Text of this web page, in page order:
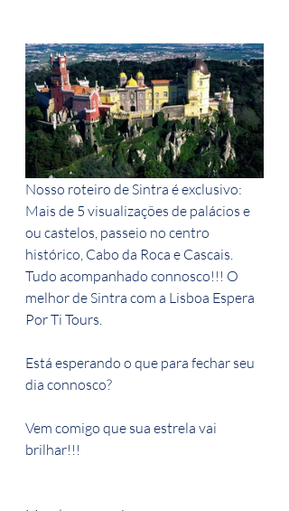
Nosso roteiro de Sintra é exclusivo:
Mais de 5 visualizações de palácios e
ou castelos, passeio no centro
histórico, Cabo da Roca e Cascais.
Tudo acompanhado connosco!!! O
melhor de Sintra com a Lisboa Espera
Por Ti Tours.
Está esperando o que para fechar seu
dia connosco?
Vem comigo que sua estrela vai
brilhar!!!